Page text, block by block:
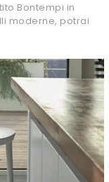
Bontempi in
moderne, potrai